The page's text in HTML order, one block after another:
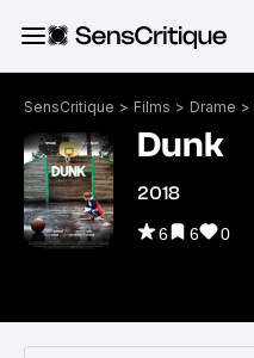
SensCritique > Films > Drame >
Dunk
2018
6 6 0